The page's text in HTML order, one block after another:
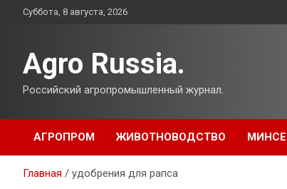
ПерейтиСуббота, 8 августа, 2026
Agro Russia.
Российский агропромышленный журнал.
АГРОПРОМ ЖИВОТНОВОДСТВО
Главная удобрения для рапса